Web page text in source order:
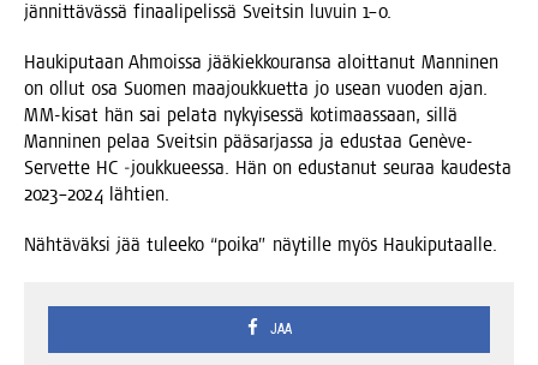
jän­nit­tä­väs­sä finaa­li­pe­lis­sä Sveit­sin luvuin 1–0.
Hau­ki­pu­taan Ahmois­sa jää­kiek­kou­ran­sa aloit­ta­nut Man­ni­nen
on ollut osa Suo­men maa­jouk­kuet­ta jo usean vuo­den ajan.
MM-kisat hän sai pela­ta nykyi­ses­sä koti­maas­saan, sil­lä
Man­ni­nen pelaa Sveit­sin pää­sar­jas­sa ja edus­taa Genè­ve-
Ser­vet­te HC ‑jouk­ku­ees­sa. Hän on edus­ta­nut seu­raa kau­des­ta
2023–2024 lähtien.
Näh­tä­väk­si jää tulee­ko “poi­ka” näy­til­le myös Haukiputaalle.
JAA